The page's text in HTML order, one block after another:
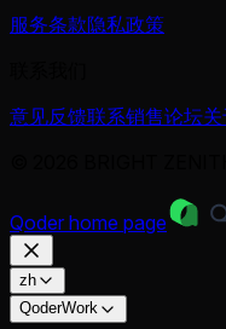
服务条款隐私政策
意见反馈联系销售论坛
Qoder home page
zh
QoderWork